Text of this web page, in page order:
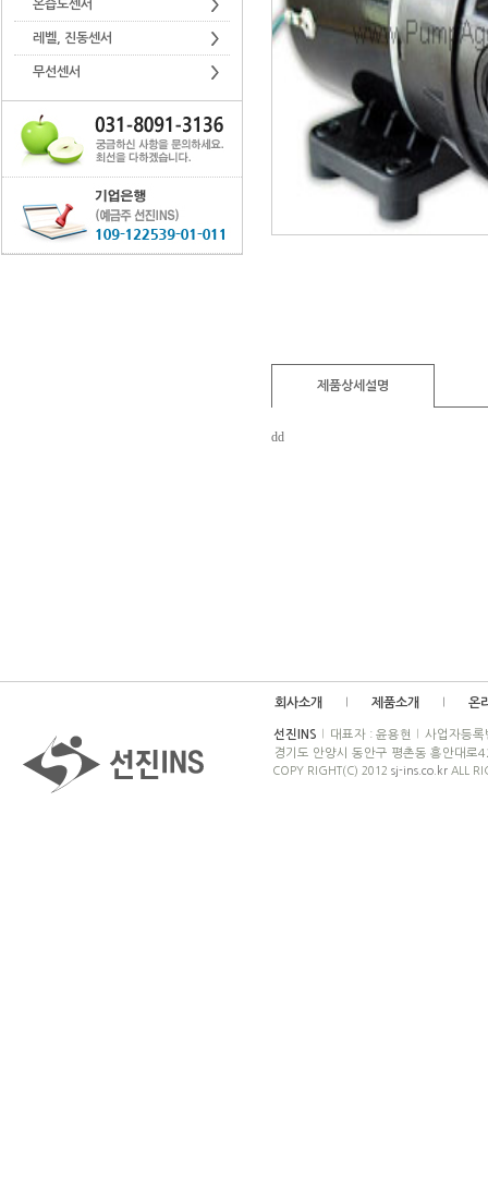
온습도센서
레벨, 진동센서
무선센서
제품상세설명
회사소개 제품소개 온
선진INS 대표자 : 윤용현
사업자등
경기도 안양시 동안구 평촌동 흥안대
COPY RIGHT(C) 2012 sj-ins.co.kr ALL